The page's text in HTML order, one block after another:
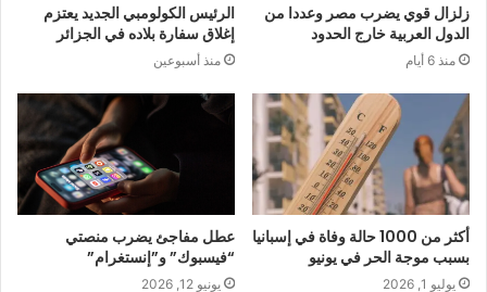
زلزال قوي يضرب مصر وعددا من
الدول العربية خارج الحدود
منذ 6 أيام
الرئيس الكولومبي الجديد يعتزم
إغلاق سفارة بلاده في الجزائر
منذ أسبوعين
أكثر من 1000 حالة وفاة في إسبانيا
بسبب موجة الحر في يونيو
يوليو 1, 2026
عطل مفاجئ يضرب منصتي
“فيسبوك” و”إنستغرام”
يونيو 12, 2026